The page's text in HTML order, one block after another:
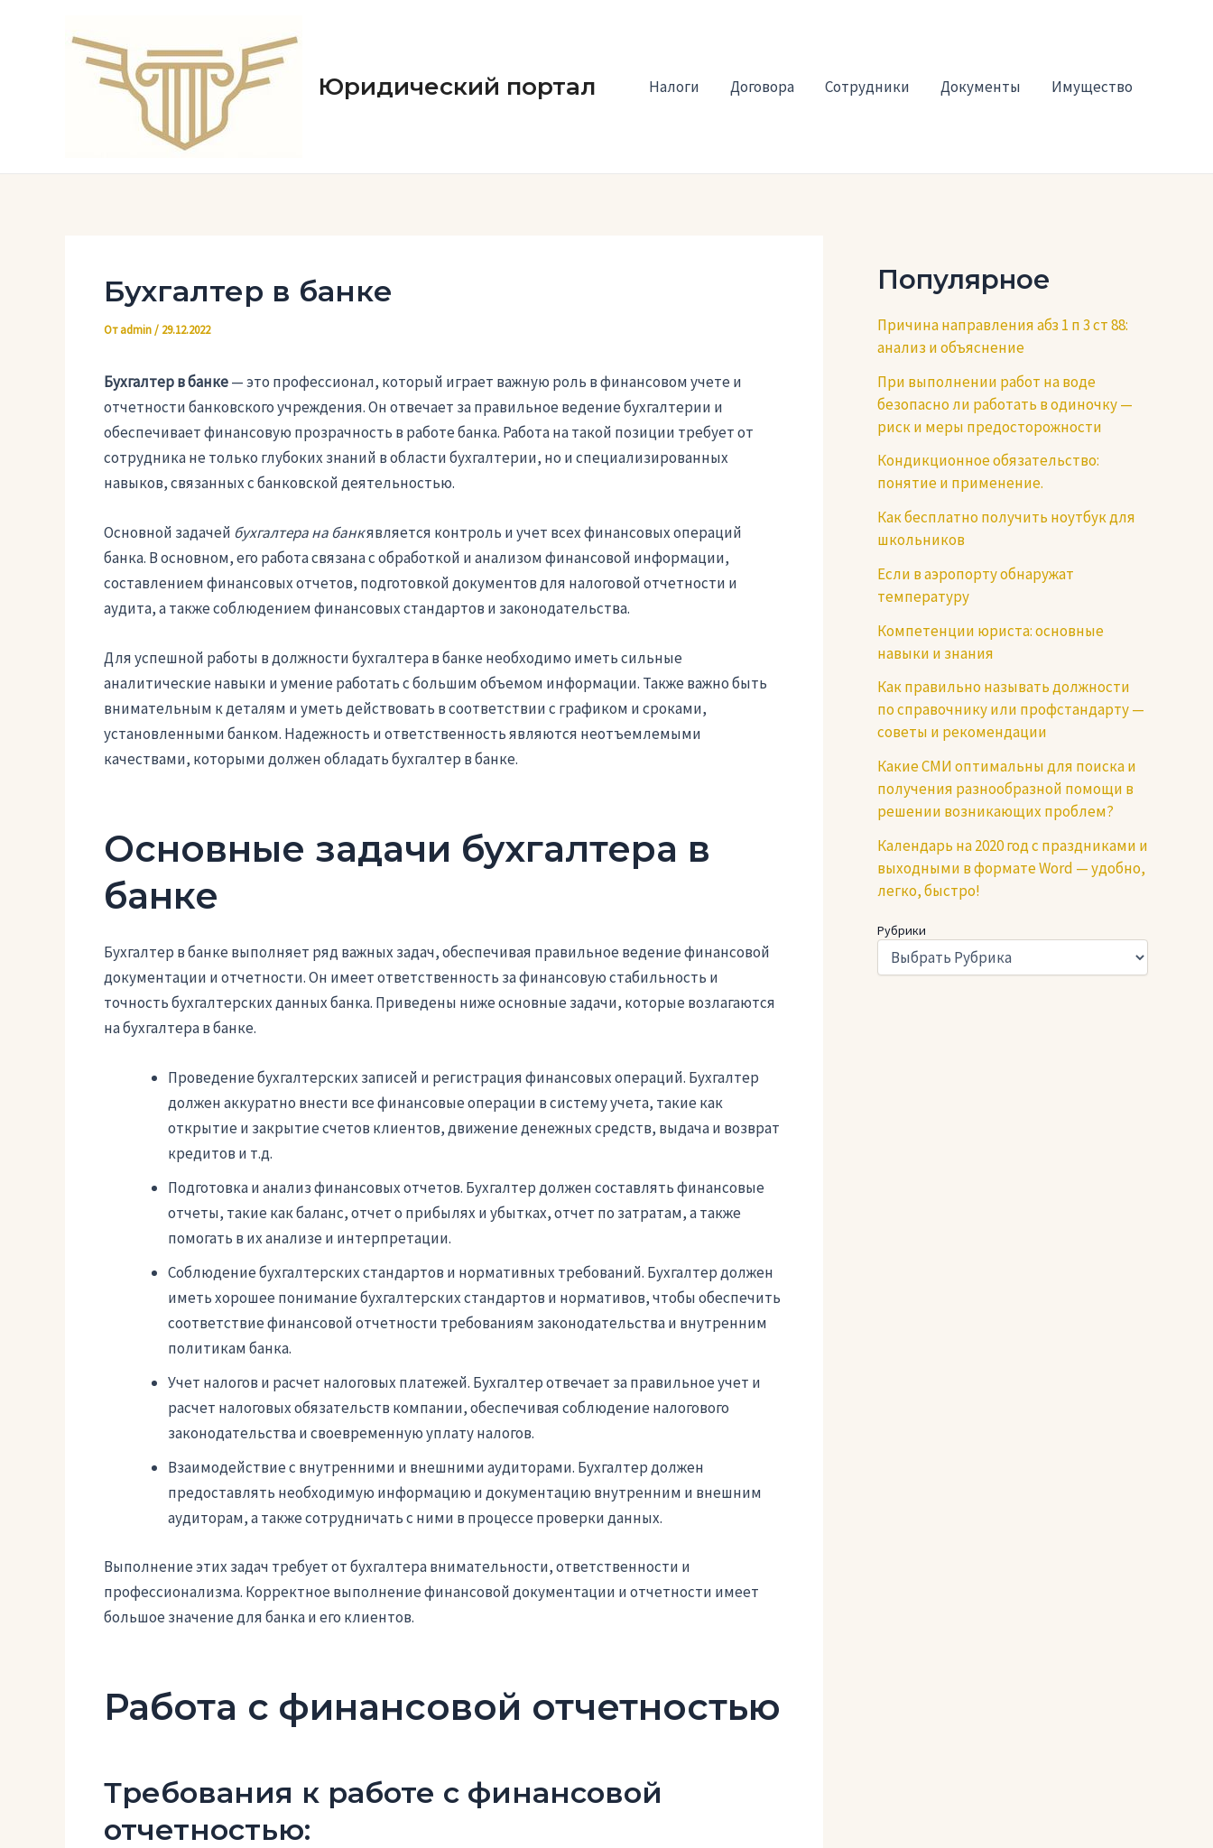
содержимому
Юридический портал Налоги Договора Сотрудники Документы Имущество
Бухгалтер в банке
Отadmin/ 29.12.2022
Бухгалтер в банке— это профессионал, который играет важную роль в финансовом учете и
отчетности банковского учреждения. Он отвечает за правильное ведение бухгалтерии и
обеспечивает финансовую прозрачность в работе банка. Работа на такой позиции требует от
сотрудника не только глубоких знаний в области бухгалтерии, но и специализированных
навыков, связанных с банковской деятельностью.
Основной задачей бухгалтера на банкявляется контроль и учет всех финансовых операций
банка. В основном, его работа связана с обработкой и анализом финансовой информации,
составлением финансовых отчетов, подготовкой документов для налоговой отчетности и
аудита, а также соблюдением финансовых стандартов и законодательства.
Для успешной работы в должности бухгалтера в банке необходимо иметь сильные
аналитические навыки и умение работать с большим объемом информации. Также важно быть
внимательным к деталям и уметь действовать в соответствии с графиком и сроками,
установленными банком. Надежность и ответственность являются неотъемлемыми
качествами, которыми должен обладать бухгалтер в банке.
Основные задачи бухгалтера в
банке
Бухгалтер в банке выполняет ряд важных задач, обеспечивая правильное ведение финансовой
документации и отчетности. Он имеет ответственность за финансовую стабильность и
точность бухгалтерских данных банка. Приведены ниже основные задачи, которые возлагаются
на бухгалтера в банке.
Проведение бухгалтерских записей и регистрация финансовых операций. Бухгалтер
должен аккуратно внести все финансовые операции в систему учета, такие как
открытие и закрытие счетов клиентов, движение денежных средств, выдача и возврат
кредитов и т.д.
Подготовка и анализ финансовых отчетов. Бухгалтер должен составлять финансовые
отчеты, такие как баланс, отчет о прибылях и убытках, отчет по затратам, а также
помогать в их анализе и интерпретации.
Соблюдение бухгалтерских стандартов и нормативных требований. Бухгалтер должен
иметь хорошее понимание бухгалтерских стандартов и нормативов, чтобы обеспечить
соответствие финансовой отчетности требованиям законодательства и внутренним
политикам банка.
Учет налогов и расчет налоговых платежей. Бухгалтер отвечает за правильное учет и
расчет налоговых обязательств компании, обеспечивая соблюдение налогового
законодательства и своевременную уплату налогов.
Взаимодействие с внутренними и внешними аудиторами. Бухгалтер должен
предоставлять необходимую информацию и документацию внутренним и внешним
аудиторам, а также сотрудничать с ними в процессе проверки данных.
Выполнение этих задач требует от бухгалтера внимательности, ответственности и
профессионализма. Корректное выполнение финансовой документации и отчетности имеет
большое значение для банка и его клиентов.
Работа с финансовой отчетностью
Требования к работе с финансовой
отчетностью:
Популярное
Причина направления абз 1 п 3 ст 88:
анализ и объяснение
При выполнении работ на воде
безопасно ли работать в одиночку —
риск и меры предосторожности
Кондикционное обязательство:
понятие и применение.
Как бесплатно получить ноутбук для
школьников
Если в аэропорту обнаружат
температуру
Компетенции юриста: основные
навыки и знания
Как правильно называть должности
по справочнику или профстандарту —
советы и рекомендации
Какие СМИ оптимальны для поиска и
получения разнообразной помощи в
решении возникающих проблем?
Календарь на 2020 год с праздниками и
выходными в формате Word — удобно,
легко, быстро!
Рубрики